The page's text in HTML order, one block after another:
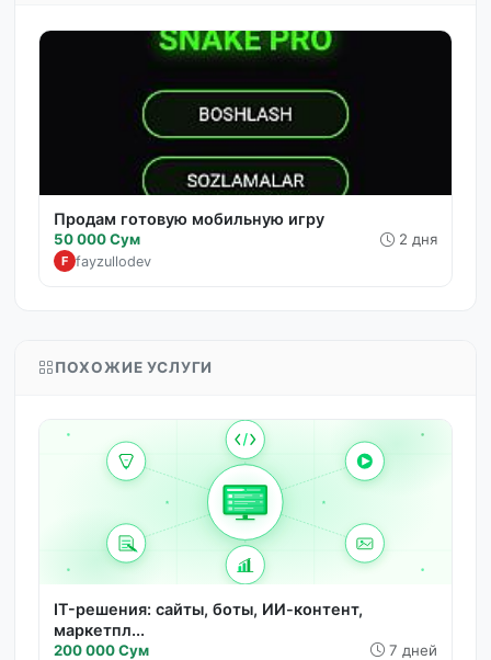
Продам готовую мобильную игру
50 000 Сум 2 дня
F fayzullodev
ПОХОЖИЕ УСЛУГИ
IT-решения: сайты, боты, ИИ-контент,
маркетпл...
200 000 Сум 7 дней